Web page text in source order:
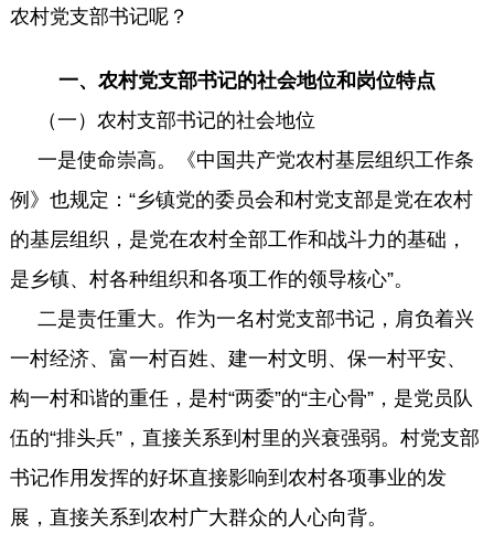
农村党支部书记呢？
一、农村党支部书记的社会地位和岗位特点
（一）农村支部书记的社会地位
一是使命崇高。《中国共产党农村基层组织工作条
例》也规定：“乡镇党的委员会和村党支部是党在农村
的基层组织，是党在农村全部工作和战斗力的基础，
是乡镇、村各种组织和各项工作的领导核心”。
二是责任重大。作为一名村党支部书记，肩负着兴
一村经济、富一村百姓、建一村文明、保一村平安、
构一村和谐的重任，是村“两委”的“主心骨”，是党员队
伍的“排头兵”，直接关系到村里的兴衰强弱。村党支部
书记作用发挥的好坏直接影响到农村各项事业的发
展，直接关系到农村广大群众的人心向背。